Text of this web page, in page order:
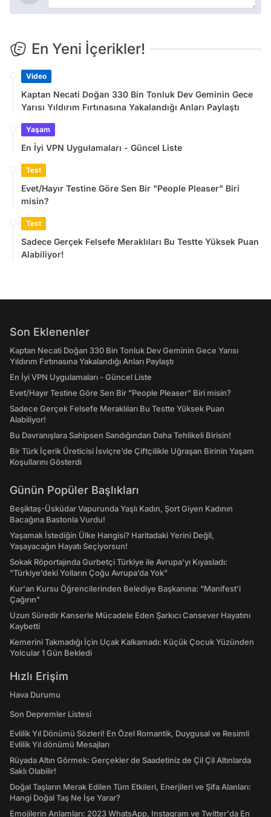
En Yeni İçerikler!
Video
Kaptan Necati Doğan 330 Bin Tonluk Dev Geminin Gece
Yarısı Yıldırım Fırtınasına Yakalandığı Anları Paylaştı
Yaşam
En İyi VPN Uygulamaları - Güncel Liste
Test
Evet/Hayır Testine Göre Sen Bir "People Pleaser" Biri
misin?
Test
Sadece Gerçek Felsefe Meraklıları Bu Testte Yüksek Puan
Alabiliyor!
Son Eklenenler
Kaptan Necati Doğan 330 Bin Tonluk Dev Geminin Gece Yarısı
Yıldırım Fırtınasına Yakalandığı Anları Paylaştı
En İyi VPN Uygulamaları - Güncel Liste
Evet/Hayır Testine Göre Sen Bir "People Pleaser" Biri misin?
Sadece Gerçek Felsefe Meraklıları Bu Testte Yüksek Puan
Alabiliyor!
Bu Davranışlara Sahipsen Sandığından Daha Tehlikeli Birisin!
Bir Türk İçerik Üreticisi İsviçre’de Çiftçilikle Uğraşan Birinin Yaşam
Koşullarını Gösterdi
Günün Popüler Başlıkları
Beşiktaş-Üsküdar Vapurunda Yaşlı Kadın, Şort Giyen Kadının
Bacağına Bastonla Vurdu!
Yaşamak İstediğin Ülke Hangisi? Haritadaki Yerini Değil,
Yaşayacağın Hayatı Seçiyorsun!
Sokak Röportajında Gurbetçi Türkiye ile Avrupa'yı Kıyasladı:
"Türkiye’deki Yolların Çoğu Avrupa’da Yok"
Kur'an Kursu Öğrencilerinden Belediye Başkanına: "Manifest’i
Çağırın"
Uzun Süredir Kanserle Mücadele Eden Şarkıcı Cansever Hayatını
Kaybetti
Kemerini Takmadığı İçin Uçak Kalkamadı: Küçük Çocuk Yüzünden
Yolcular 1 Gün Bekledi
Hızlı Erişim
Hava Durumu
Son Depremler Listesi
Evlilik Yıl Dönümü Sözleri! En Özel Romantik, Duygusal ve Resimli
Evlilik Yıl dönümü Mesajları
Rüyada Altın Görmek: Gerçekler de Saadetiniz de Çil Çil Altınlarda
Saklı Olabilir!
Doğal Taşların Merak Edilen Tüm Etkileri, Enerjileri ve Şifa Alanları:
Hangi Doğal Taş Ne İşe Yarar?
Emojilerin Anlamları: 2023 WhatsApp, Instagram ve Twitter'da En